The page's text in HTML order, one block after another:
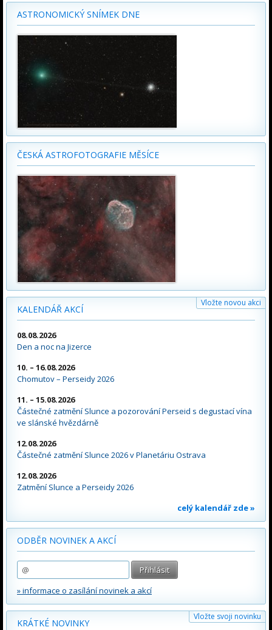
ASTRONOMICKÝ SNÍMEK DNE
ČESKÁ ASTROFOTOGRAFIE MĚSÍCE
KALENDÁŘ AKCÍ
Vložte novou akci
08.08.2026
Den a noc na Jizerce
10. – 16.08.2026
Chomutov – Perseidy 2026
11. – 15.08.2026
Částečné zatmění Slunce a pozorování Perseid s degustací vína
ve slánské hvězdárně
12.08.2026
Částečné zatmění Slunce 2026 v Planetáriu Ostrava
12.08.2026
Zatmění Slunce a Perseidy 2026
celý kalendář zde »
ODBĚR NOVINEK A AKCÍ
» informace o zasílání novinek a akcí
Vložte svoji novinku
KRÁTKÉ NOVINKY